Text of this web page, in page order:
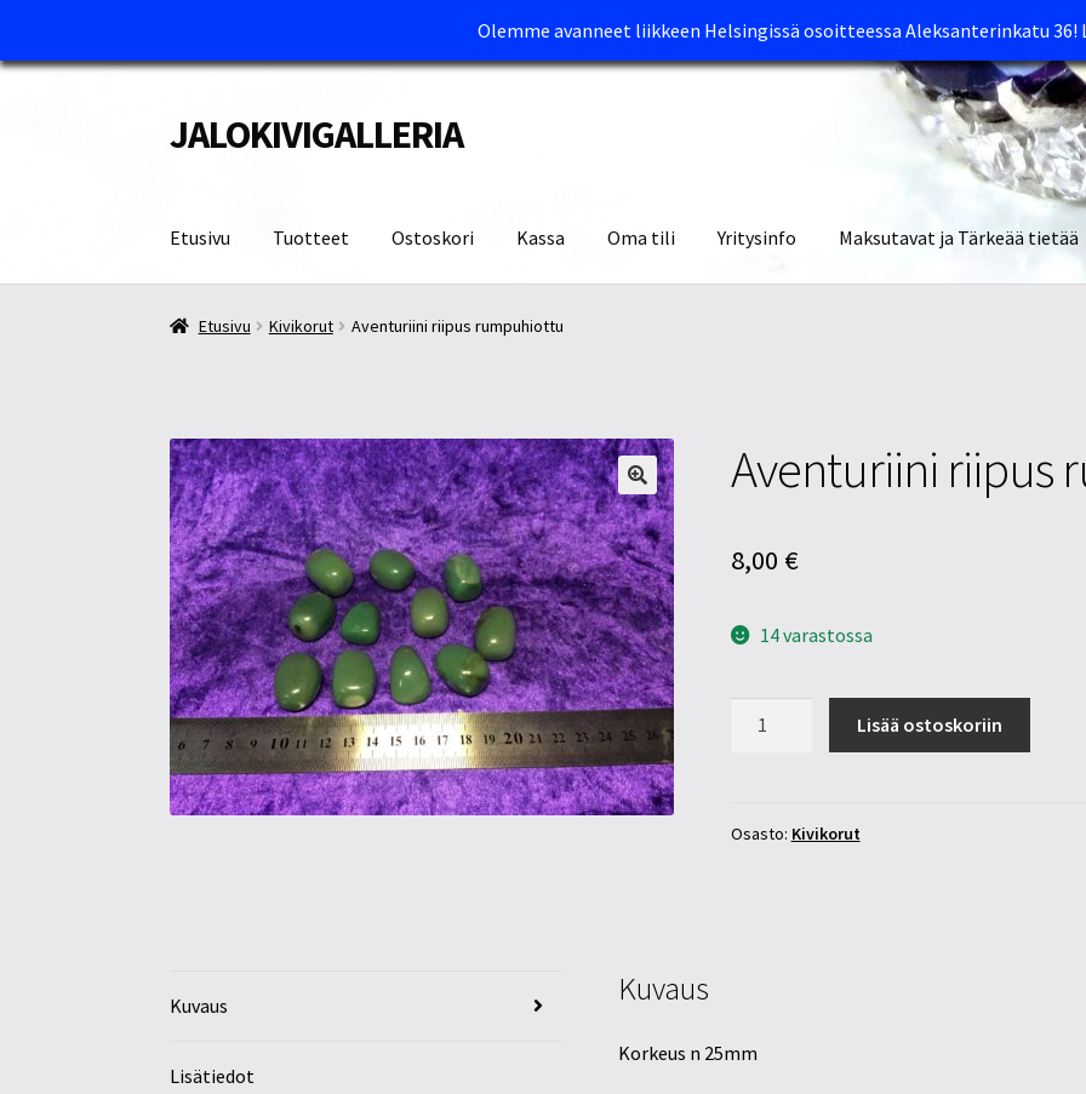
Olemme avanneet liikkeen Helsingissä osoitteessa Aleksanterinkatu 36!
Siirry
navigointiin
Siirry
sisältöön
JALOKIVIGALLERIA
Etusivu Tuotteet Ostoskori Kassa Oma tili Yritysinfo Maksutavat ja Tärkeää tietää
Etusivu Kassa Maksutavat ja Tärkeää tietää Myymälät
Etusivu Kivikorut Aventuriini riipus rumpuhiottu
Aventuriini riipus
8,00 €
14 varastossa
Lisää ostoskoriin
Osasto: Kivikorut
Kuvaus
Lisätiedot
Kuvaus
Korkeus n 25mm